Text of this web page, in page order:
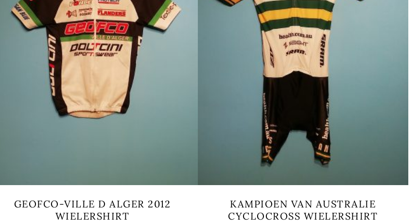
GEOFCO-VILLE D ALGER 2012
WIELERSHIRT
KAMPIOEN VAN AUSTRALIE
CYCLOCROSS WIELERSHIRT